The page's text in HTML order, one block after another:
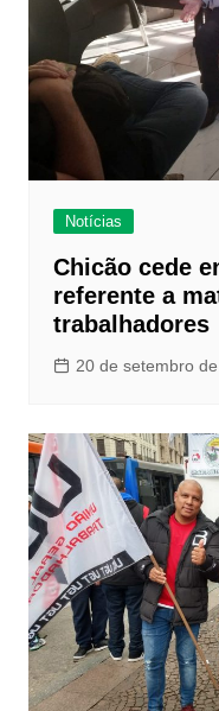
Notícias
Chicão cede
referente a
trabalhadores
20 de setembro